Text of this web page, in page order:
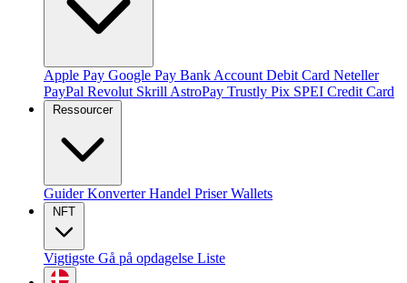
Apple Pay Google Pay Bank Account Debit Card Neteller
PayPal Revolut Skrill AstroPay Trustly Pix SPEI Credit Card
Ressourcer
GuiderKonverterHandel PriserWallets
NFT
Vigtigste Gå på opdagelse Liste